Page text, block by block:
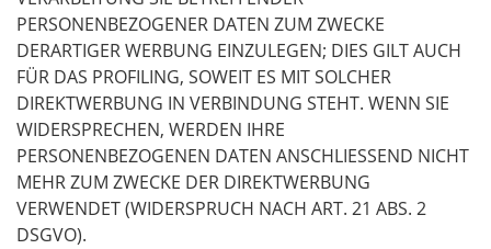
PERSONENBEZOGENER DATEN ZUM ZWECKE
DERARTIGER WERBUNG EINZULEGEN; DIES GILT AUCH
FÜR DAS PROFILING, SOWEIT ES MIT SOLCHER
DIREKTWERBUNG IN VERBINDUNG STEHT. WENN SIE
WIDERSPRECHEN, WERDEN IHRE
PERSONENBEZOGENEN DATEN ANSCHLIESSEND NICHT
MEHR ZUM ZWECKE DER DIREKTWERBUNG
VERWENDET (WIDERSPRUCH NACH ART. 21 ABS. 2
DSGVO).